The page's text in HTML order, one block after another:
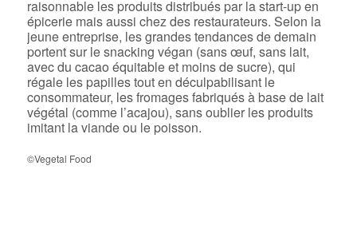
raisonnable les produits distribués par la start-up en
épicerie mais aussi chez des restaurateurs. Selon la
jeune entreprise, les grandes tendances de demain
portent sur le snacking végan (sans œuf, sans lait,
avec du cacao équitable et moins de sucre), qui
régale les papilles tout en déculpabilisant le
consommateur, les fromages fabriqués à base de lait
végétal (comme l’acajou), sans oublier les produits
imitant la viande ou le poisson.
©Vegetal Food